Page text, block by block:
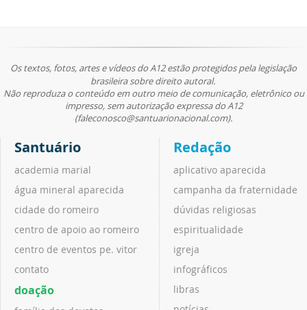
Os textos, fotos, artes e vídeos do A12 estão protegidos pela legislação
brasileira sobre direito autoral.
Não reproduza o conteúdo em outro meio de comunicação, eletrônico ou
impresso, sem autorização expressa do A12
(faleconosco@santuarionacional.com).
Santuário
academia marial
água mineral aparecida
cidade do romeiro
centro de apoio ao romeiro
centro de eventos pe. vitor
contato
doação
Redação
aplicativo aparecida
campanha da fraternidade
dúvidas religiosas
espiritualidade
igreja
infográficos
libras